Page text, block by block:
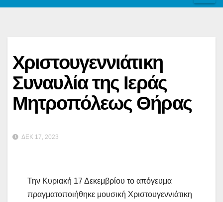
Χριστουγεννιάτικη
Συναυλία της Ιεράς
Μητροπόλεως Θήρας
ΔΕΚ 17, 2023
Την Κυριακή 17 Δεκεμβρίου το απόγευμα
πραγματοποιήθηκε μουσική Χριστουγεννιάτικη